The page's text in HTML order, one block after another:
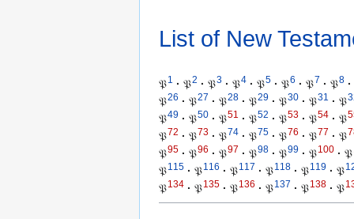
List of New
𝔓1 · 𝔓2 · 𝔓3 · 𝔓4 · 𝔓5 · 𝔓6 · 𝔓7 · 𝔓8 ·
𝔓26 · 𝔓27 · 𝔓28 · 𝔓29 · 𝔓30 · 𝔓31 · 𝔓
𝔓49 · 𝔓50 · 𝔓51 · 𝔓52 · 𝔓53 · 𝔓54 · 𝔓
𝔓72 · 𝔓73 · 𝔓74 · 𝔓75 · 𝔓76 · 𝔓77 · 𝔓
𝔓95 · 𝔓96 · 𝔓97 · 𝔓98 · 𝔓99 · 𝔓100 · 𝔓
𝔓115 · 𝔓116 · 𝔓117 · 𝔓118 · 𝔓119 · 𝔓
𝔓134 · 𝔓135 · 𝔓136 · 𝔓137 · 𝔓138 · 𝔓